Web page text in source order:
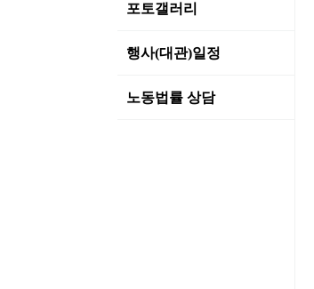
포토갤러리
행사(대관)일정
노동법률 상담